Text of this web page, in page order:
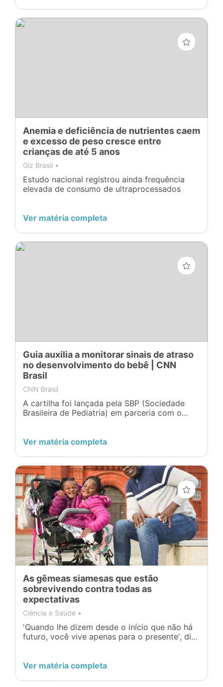
Anemia e deficiência de nutrientes caem
e excesso de peso cresce entre
crianças de até 5 anos
Giz Brasil •
Estudo nacional registrou ainda frequência
elevada de consumo de ultraprocessados
Ver matéria completa
Guia auxilia a monitorar sinais de atraso
no desenvolvimento do bebê | CNN
Brasil
CNN Brasil
A cartilha foi lançada pela SBP (Sociedade
Brasileira de Pediatria) em parceria com o
Ver matéria completa
As gêmeas siamesas que estão
sobrevivendo contra todas as
expectativas
Ciência e Saúde •
'Quando lhe dizem desde o início que não há
futuro, você vive apenas para o presente', diz
Ver matéria completa